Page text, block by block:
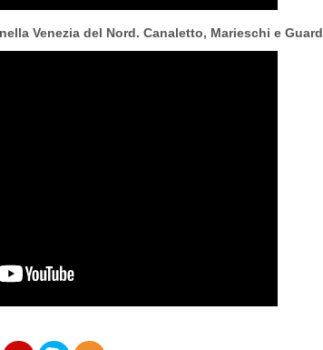
Venezia del Nord. Canaletto, Marieschi e Guard